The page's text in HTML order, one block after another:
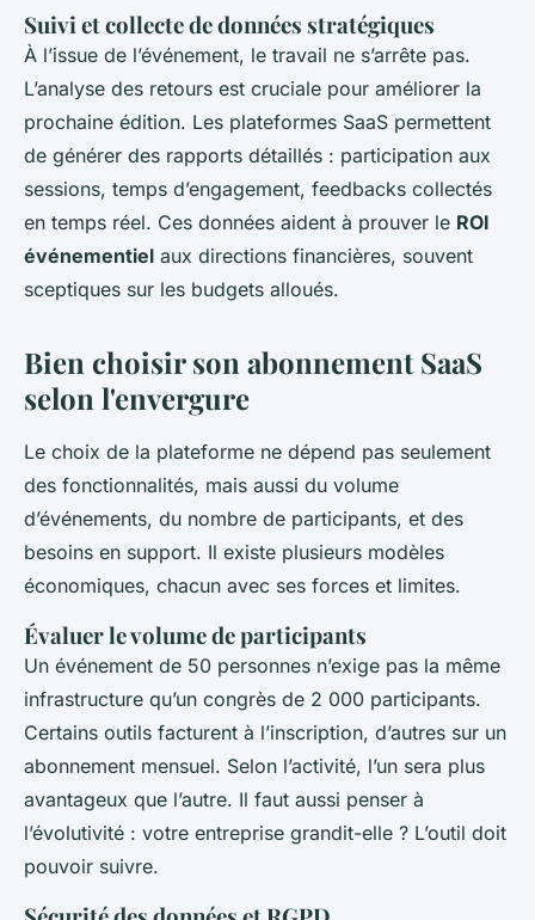
Suivi et collecte de données stratégiques
À l’issue de l’événement, le travail ne s’arrête pas.
L’analyse des retours est cruciale pour améliorer la
prochaine édition. Les plateformes SaaS permettent
de générer des rapports détaillés : participation aux
sessions, temps d’engagement, feedbacks collectés
en temps réel. Ces données aident à prouver le ROI
événementiel aux directions financières, souvent
sceptiques sur les budgets alloués.
Bien choisir son abonnement SaaS
selon l'envergure
Le choix de la plateforme ne dépend pas seulement
des fonctionnalités, mais aussi du volume
d’événements, du nombre de participants, et des
besoins en support. Il existe plusieurs modèles
économiques, chacun avec ses forces et limites.
Évaluer le volume de participants
Un événement de 50 personnes n’exige pas la même
infrastructure qu’un congrès de 2 000 participants.
Certains outils facturent à l’inscription, d’autres sur un
abonnement mensuel. Selon l’activité, l’un sera plus
avantageux que l’autre. Il faut aussi penser à
l’évolutivité : votre entreprise grandit-elle ? L’outil doit
pouvoir suivre.